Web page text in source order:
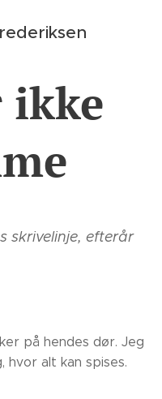
ikke
skrivelinje, efterår
på hendes dør. Jeg
hvor alt kan spises.